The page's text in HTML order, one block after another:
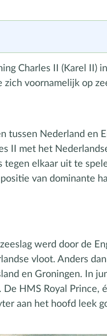
Charles II (Karel II)
zich voornamelijk op
tussen Nederland en
II met het
tegen elkaar uit te
van dominante
werd door de
vloot. Anders
en Groningen. In
. De HMS Royal Prince,
aan het hoofd leek